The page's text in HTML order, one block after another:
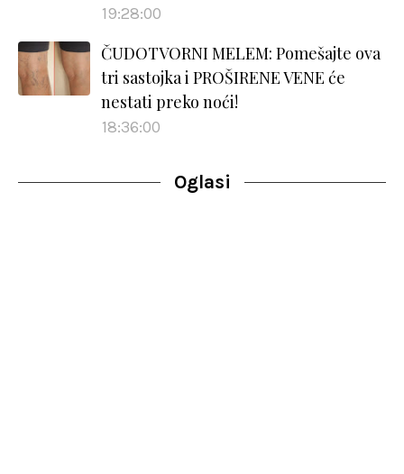
19:28:00
ČUDOTVORNI MELEM: Pomešajte ova
tri sastojka i PROŠIRENE VENE će
nestati preko noći!
18:36:00
Oglasi